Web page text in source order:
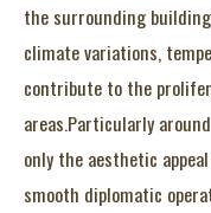
the surrounding
climate variations,
contribute to the
areas.Particularly
only the aesthetic
smooth diplomatic